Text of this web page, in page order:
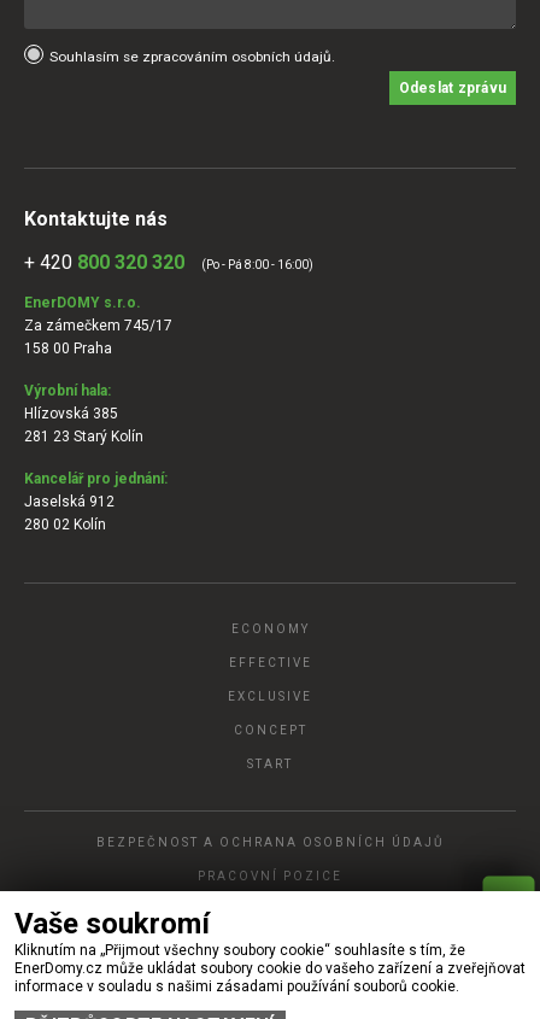
Vaše soukromí
Kliknutím na „Přijmout všechny soubory cookie“ souhlasíte s tím, že
EnerDomy.cz může ukládat soubory cookie do vašeho zařízení a zveřejňovat
informace v souladu s našimi zásadami používání souborů cookie.
R
Y
C
H
L
Á
PO
P
T
Á
V
K
A
Souhlasím se zpracováním osobních údajů.
Odeslat zprávu
Kontaktujte nás
+ 420 800 320 320 (Po - Pá 8:00 - 16:00)
EnerDOMY s.r.o.
Za zámečkem 745/17
158 00 Praha
Výrobní hala:
Hlízovská 385
281 23 Starý Kolín
Kancelář pro jednání:
Jaselská 912
280 02 Kolín
ECONOMY
EFFECTIVE
EXCLUSIVE
CONCEPT
START
BEZPEČNOST A OCHRANA OSOBNÍCH ÚDAJŮ
PRACOVNÍ POZICE
© 2022, Ener DOMY, s.r.o.